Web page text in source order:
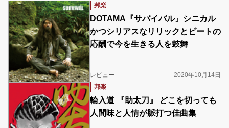
邦楽
DOTAMA『サバイバル』シニカル
かつシリアスなリリックとビートの
応酬で今を生きる人を鼓舞
レビュー
2020年10月14日
邦楽
輪入道 『助太刀』 どこを切っても
人間味と人情が脈打つ佳曲集